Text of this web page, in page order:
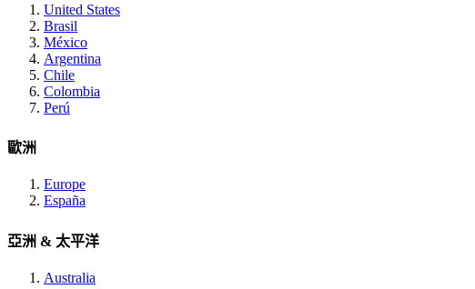
United States
Brasil
México
Argentina
Chile
Colombia
Perú
歐洲
Europe
España
亞洲 & 太平洋
Australia